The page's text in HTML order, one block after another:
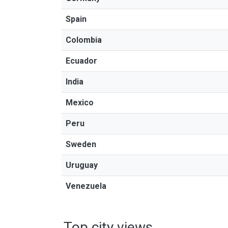
Spain
Colombia
Ecuador
India
Mexico
Peru
Sweden
Uruguay
Venezuela